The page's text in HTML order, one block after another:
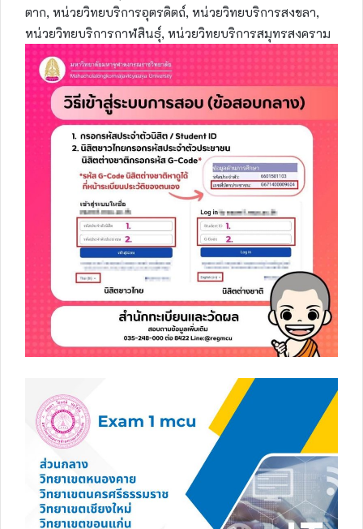
ตาก, หน่วยวิทยบริการอุตรดิตถ์, หน่วยวิทยบริการสงขลา,
หน่วยวิทยบริการกาฬสินธุ์, หน่วยวิทยบริการสมุทรสงคราม